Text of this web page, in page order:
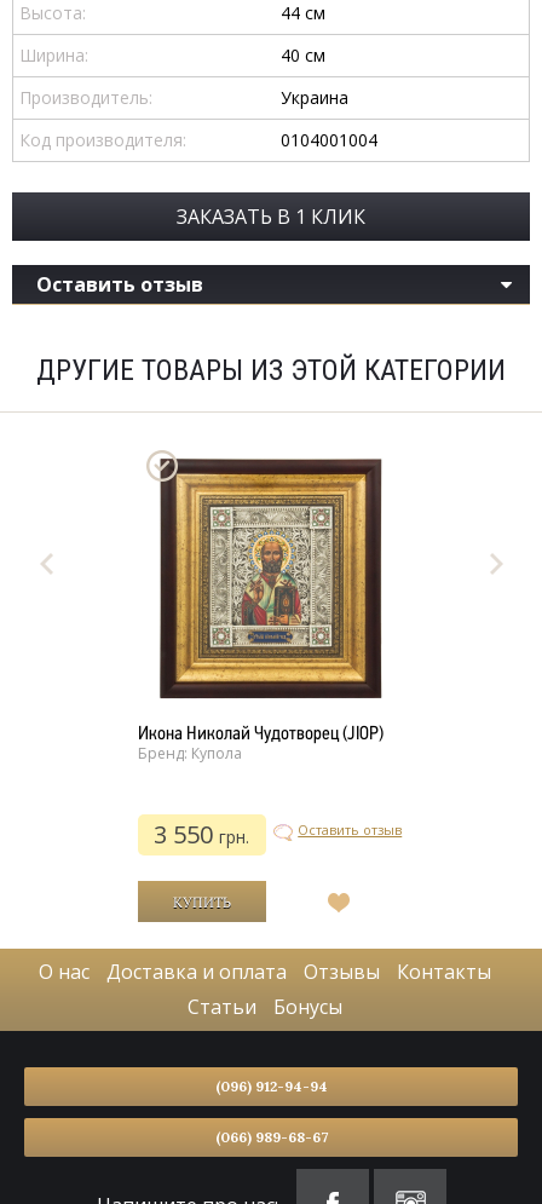
Высота:
44 см
Ширина:
40 см
Производитель:
Украина
Код производителя:
0104001004
ЗАКАЗАТЬ В 1 КЛИК
Оставить отзыв
ДРУГИЕ ТОВАРЫ ИЗ ЭТОЙ КАТЕГОРИИ
Икона Николай Чудотворец (JIOP)
Бренд: Купола
3 550грн. Оставить отзыв
желаний
О нас Доставка и оплата Отзывы
Контакты
Статьи
Бонусы
(096) 912-94-94
(066) 989-68-67